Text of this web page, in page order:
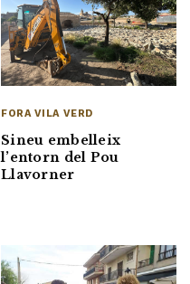
FORA VILA VERD
Sineu embelleix
l’entorn del Pou
Llavorner